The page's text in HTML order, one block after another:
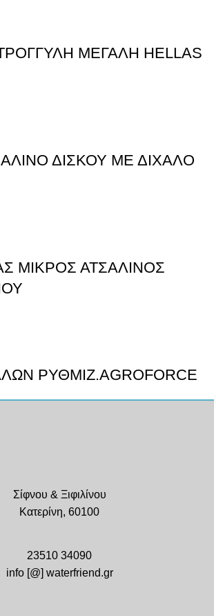
ΜΕΓΑΛΗ HELLAS
ΔΙΣΚΟΥ ΜΕ ΔΙΧΑΛΟ
ΜΙΚΡΟΣ ΑΤΣΑΛΙΝΟΣ
ΡΥΘΜIZ.AGROFORCE
Σίφνου & Ξιφιλίνου
Κατερίνη, 60100
23510 34090
info [@] waterfriend.gr